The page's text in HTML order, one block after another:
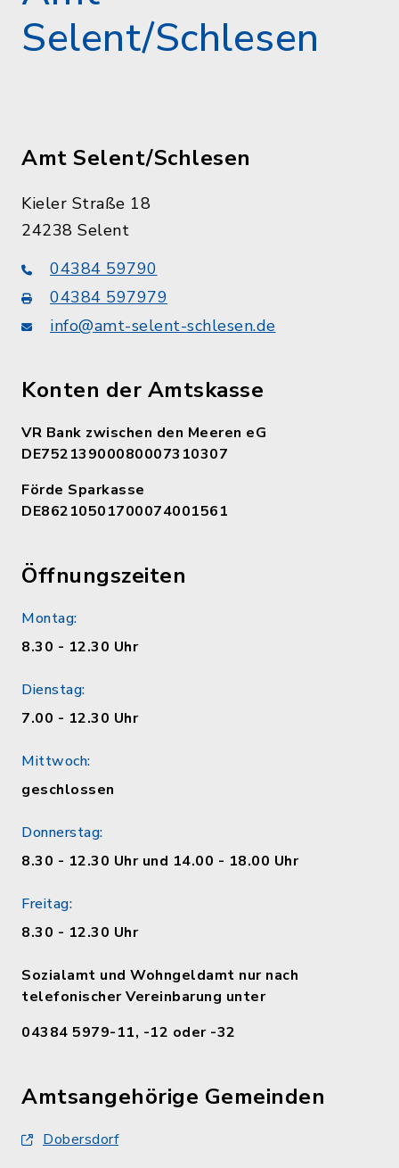
Selent/Schlesen
Amt Selent/Schlesen
Kieler Straße 18
24238 Selent
04384 59790
04384 597979
info@amt-selent-schlesen.de
Konten der Amtskasse
VR Bank zwischen den Meeren eG
DE75213900080007310307
Förde Sparkasse
DE86210501700074001561
Öffnungszeiten
Montag:
8.30 - 12.30 Uhr
Dienstag:
7.00 - 12.30 Uhr
Mittwoch:
geschlossen
Donnerstag:
8.30 - 12.30 Uhr und 14.00 - 18.00 Uhr
Freitag:
8.30 - 12.30 Uhr
Sozialamt und Wohngeldamt nur nach
telefonischer Vereinbarung unter
04384 5979-11, -12 oder -32
Amtsangehörige Gemeinden
Dobersdorf